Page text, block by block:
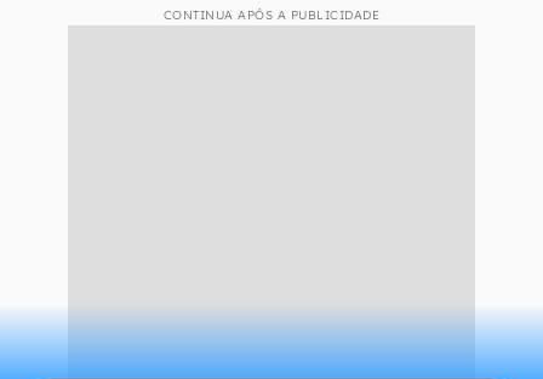
CONTINUA APÓS A PUBLICIDADE